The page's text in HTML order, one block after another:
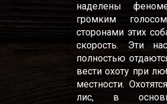
наделены
громким
сторонами этих
скорость. Эти
полностью
вести охоту при
местности.
лис, в